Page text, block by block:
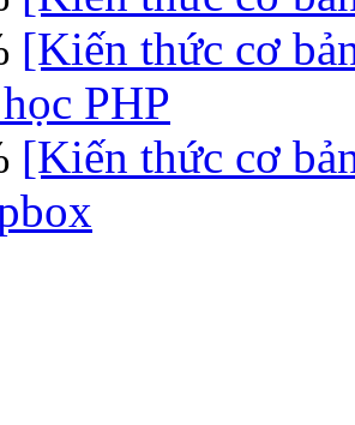
[Kiến thức cơ
PHP
[Kiến thức cơ